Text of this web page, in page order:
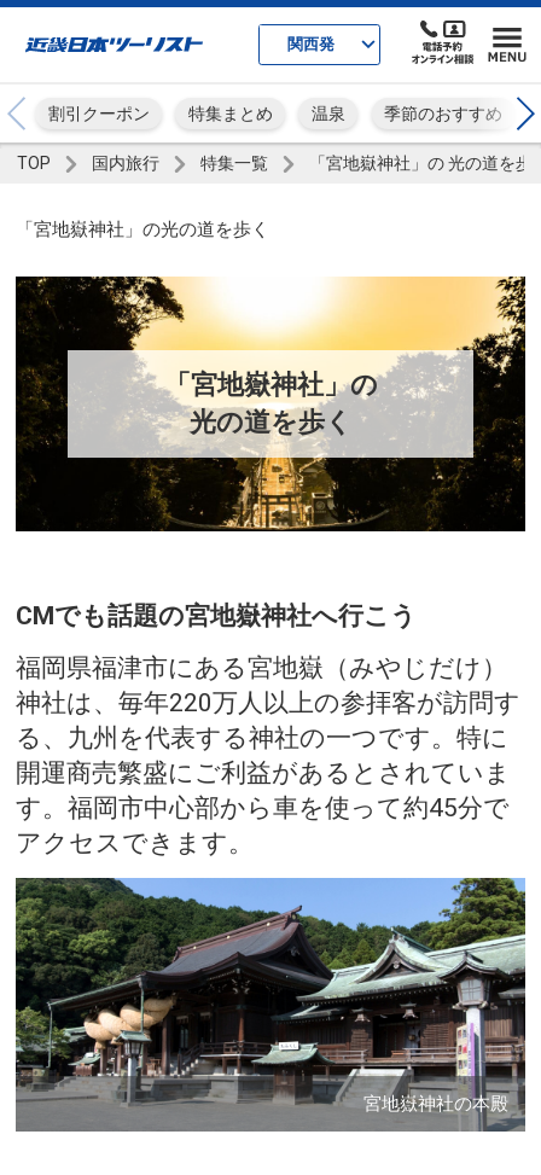
関西発
割引クーポン 特集まとめ 温泉 季節のおすすめ
TOP 国内旅行 特集一覧 「宮地嶽神社」の 光の道を歩
「宮地嶽神社」の光の道を歩く
「宮地嶽神社」の
光の道を歩く
CMでも話題の宮地嶽神社へ行こう
福岡県福津市にある宮地嶽（みやじだけ）
神社は、毎年220万人以上の参拝客が訪問す
る、九州を代表する神社の一つです。特に
開運商売繁盛にご利益があるとされていま
す。福岡市中心部から車を使って約45分で
アクセスできます。
宮地嶽神社の本殿